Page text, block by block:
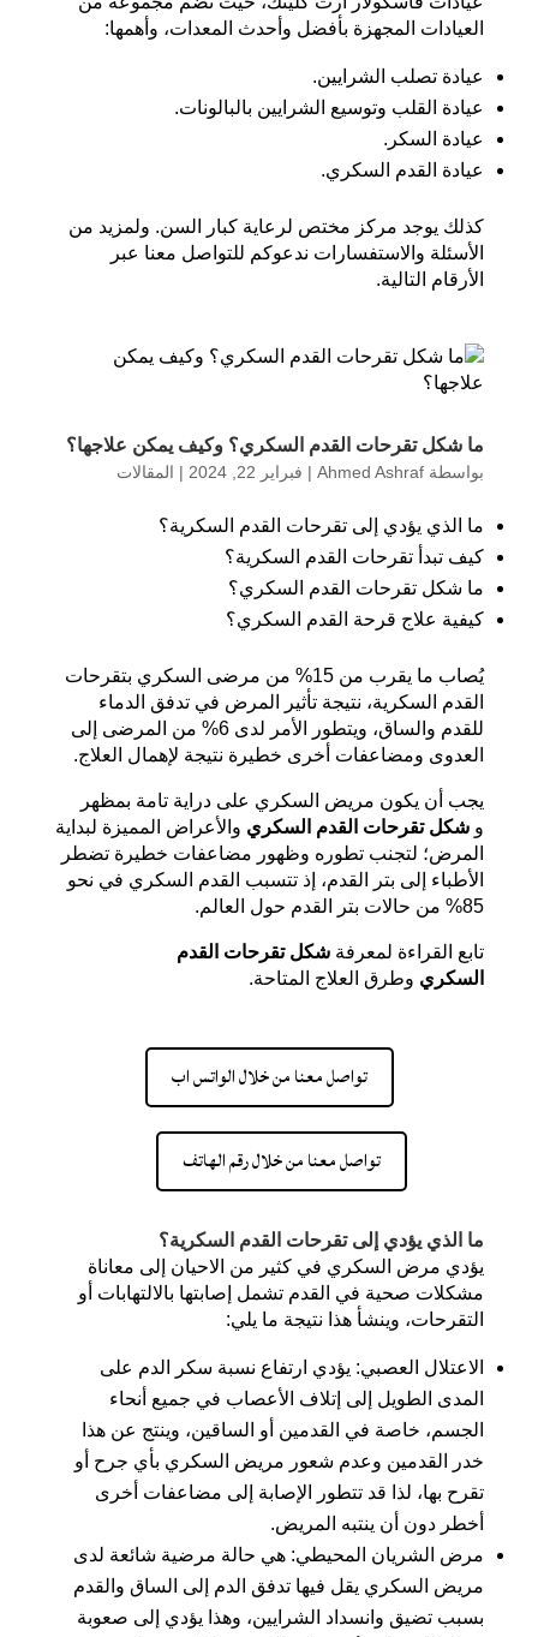
العيادات المجهزة بأفضل وأحدث المعدات، وأهمها:
عيادة تصلب الشرايين.
عيادة القلب وتوسيع الشرايين بالبالونات.
عيادة السكر.
عيادة القدم السكري.
كذلك يوجد مركز مختص لرعاية كبار السن. ولمزيد من
الأسئلة والاستفسارات ندعوكم للتواصل معنا عبر
الأرقام التالية.
ما شكل تقرحات القدم السكري؟ وكيف يمكن علاجها؟
بواسطة Ahmed Ashraf
| فبراير 22, 2024 | المقالات
ما الذي يؤدي إلى تقرحات القدم السكرية؟
كيف تبدأ تقرحات القدم السكرية؟
ما شكل تقرحات القدم السكري؟
كيفية علاج قرحة القدم السكري؟
يُصاب ما يقرب من 15% من مرضى السكري بتقرحات
القدم السكرية، نتيجة تأثير المرض في تدفق الدماء
للقدم والساق، ويتطور الأمر لدى 6% من المرضى إلى
العدوى ومضاعفات أخرى خطيرة نتيجة لإهمال العلاج.
يجب أن يكون مريض السكري على دراية تامة بمظهر
و شكل تقرحات القدم السكري والأعراض المميزة لبداية
المرض؛ لتجنب تطوره وظهور مضاعفات خطيرة تضطر
الأطباء إلى بتر القدم، إذ تتسبب القدم السكري في نحو
85% من حالات بتر القدم حول العالم.
تابع القراءة لمعرفة شكل تقرحات القدم
السكري وطرق العلاج المتاحة.
تواصل معنا من خلال الواتس اب
تواصل معنا من خلال رقم الهاتف
ما الذي يؤدي إلى تقرحات القدم السكرية؟
يؤدي مرض السكري في كثير من الاحيان إلى معاناة
مشكلات صحية في القدم تشمل إصابتها بالالتهابات أو
التقرحات، وينشأ هذا نتيجة ما يلي:
الاعتلال العصبي: يؤدي ارتفاع نسبة سكر الدم على
المدى الطويل إلى إتلاف الأعصاب في جميع أنحاء
الجسم، خاصة في القدمين أو الساقين، وينتج عن هذا
خدر القدمين وعدم شعور مريض السكري بأي جرح أو
تقرح بها، لذا قد تتطور الإصابة إلى مضاعفات أخرى
أخطر دون أن ينتبه المريض.
مرض الشريان المحيطي: هي حالة مرضية شائعة لدى
مريض السكري يقل فيها تدفق الدم إلى الساق والقدم
بسبب تضيق وانسداد الشرايين، وهذا يؤدي إلى صعوبة